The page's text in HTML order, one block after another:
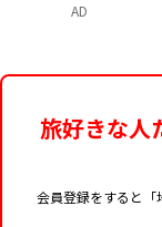
AD
旅好きな人
会員登録をすると「